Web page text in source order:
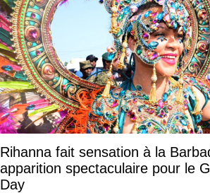
Rihanna fait sensation à la
apparition spectaculaire pour le
Day